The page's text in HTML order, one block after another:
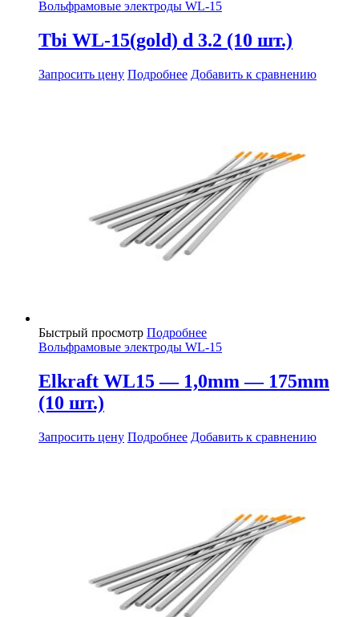
Вольфрамовые электроды WL-15
Tbi WL-15(gold) d 3.2 (10 шт.)
Запросить цену Подробнее Добавить к сравнению
Быстрый просмотр Подробнее
Вольфрамовые электроды WL-15
Elkraft WL15 — 1,0mm — 175mm
(10 шт.)
Запросить цену Подробнее Добавить к сравнению